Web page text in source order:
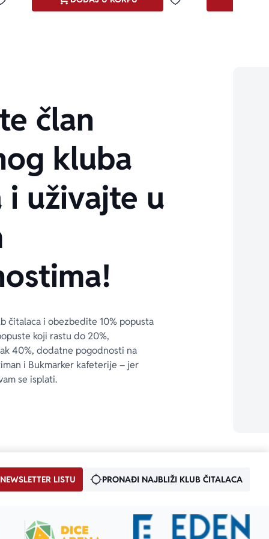
Dodaj u omiljene Dodaj u omiljene
član
kluba
i uživajte u
čitalaca i obezbedite 10% popusta
koji rastu do 20%,
40%, dodatne pogodnosti na
i Bukmarker kafeterije – jer
se isplati.
LISTU PRONAĐI NAJBLIŽI KLUB ČITALACA